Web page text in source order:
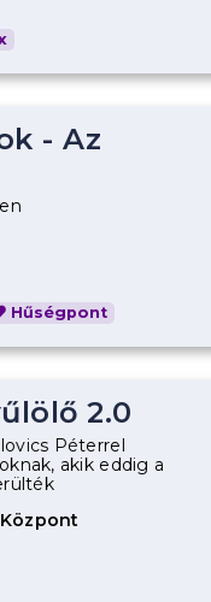
- Az
Hűségpont
2.0
Péterrel
akik eddig a